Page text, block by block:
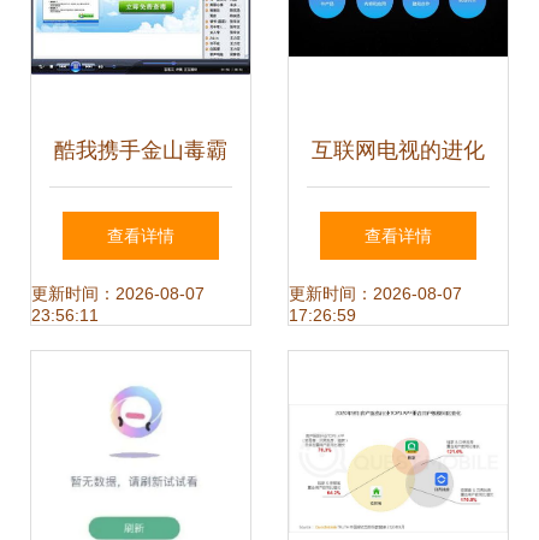
酷我携手金山毒霸
打造最安全的音乐
播放器
查看详情
更新时间：2026-08-07
23:56:11
互联网电视的进化
与新机遇 雷鸟科技
CEO郭彤在2024中
见与网络音乐的共
鸣
查看详情
更新时间：2026-08-07
17:26:59